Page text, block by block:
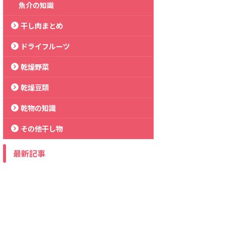
魚介の知識
干し肉まとめ
ドライフルーツ
乾燥野菜
乾燥豆類
乾物の知識
その他干し物
最新記事